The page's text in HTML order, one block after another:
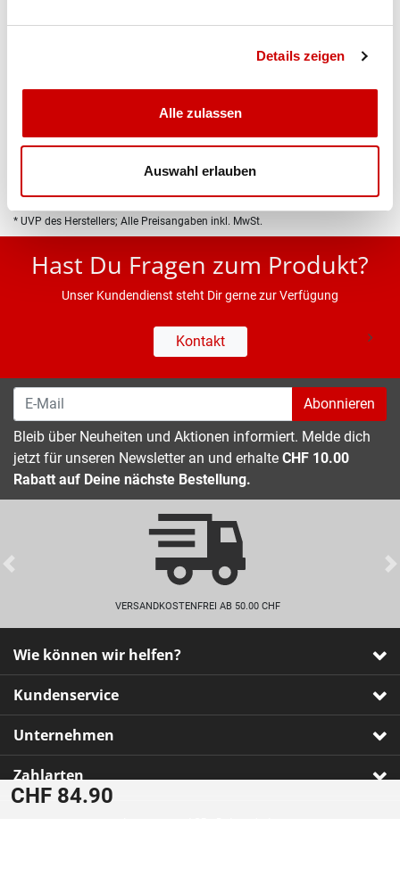
Details zeigen
Alle zulassen
Auswahl erlauben
CHF 84.90
Eigenschaften
* UVP des Herstellers; Alle Preisangaben inkl. MwSt.
Hast Du Fragen zum Produkt?
Unser Kundendienst steht Dir gerne zur Verfügung
Kontakt
Abonnieren
Bleib über Neuheiten und Aktionen informiert. Melde dich
jetzt für unseren Newsletter an und erhalte CHF 10.00
Rabatt auf Deine nächste Bestellung.
VERSANDKOSTENFREI AB 50.00 CHF
Previous
Wie können wir helfen?
Kundenservice
Unternehmen
Zahlarten